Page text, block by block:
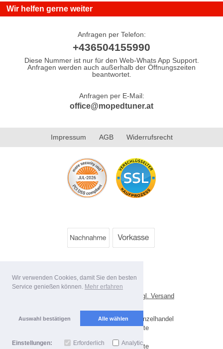
Wir verwenden Cookies, damit Sie den besten
Service genießen können. Mehr erfahren
Auswahl bestätigen Alle wählen
Einstellungen: Erforderlich Analytics
Wir helfen gerne weiter
Anfragen per Telefon:
+436504155990
Diese Nummer ist nur für den Web-Whats App Support.
Anfragen werden auch außerhalb der Öffnungszeiten
beantwortet.
Anfragen per E-Mail:
office@mopedtuner.at
Impressum AGB Widerrufsrecht
Alle Preise inkl. MwSt. evtl. zzgl. Versand
Copyright 2026 by Best Value Einzelhandel
Mobile Shop by Shopgate
Zur klassischen Webseite